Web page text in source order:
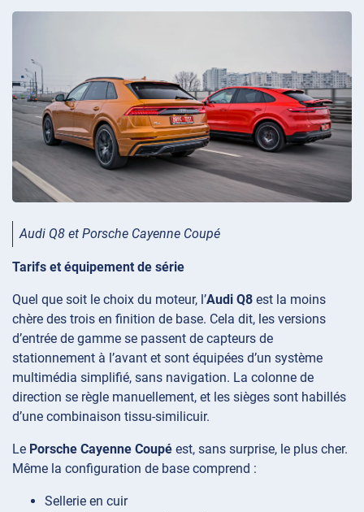
Audi Q8 et Porsche Cayenne Coupé
Tarifs et équipement de série
Quel que soit le choix du moteur, l’Audi Q8 est la moins
chère des trois en finition de base. Cela dit, les versions
d’entrée de gamme se passent de capteurs de
stationnement à l’avant et sont équipées d’un système
multimédia simplifié, sans navigation. La colonne de
direction se règle manuellement, et les sièges sont habillés
d’une combinaison tissu-similicuir.
Le Porsche Cayenne Coupé est, sans surprise, le plus cher.
Même la configuration de base comprend :
Sellerie en cuir